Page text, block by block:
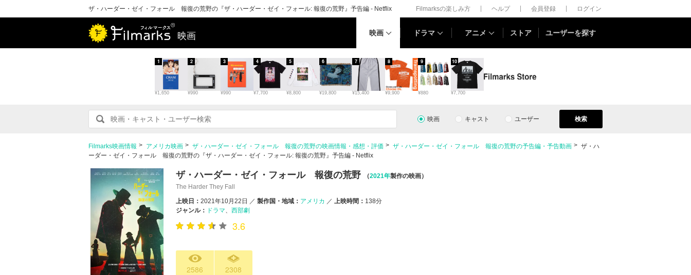
ザ・ハーダー・ゼイ・フォール 報復の荒野の『ザ・ハーダー・ゼイ・フォール: 報復の荒野』予告編 - Netflix Filmarksの楽しみ方 ヘルプ 会員登録 ログイン
映画 映画 ドラマ アニメ ストア ユーザーを探す
¥1,650
1
¥990
2
¥990
3
¥7,700
4
¥8,800
5
¥19,800
6
¥15,400
7
¥9,900
8
¥880
9
¥7,700
10
映画 キャスト ユーザー 検索
Filmarks映画情報 アメリカ映画 ザ・ハーダー・ゼイ・フォール 報復の荒野の映画情報・感想・評価 ザ・ハーダー・ゼイ・フォール 報復の荒野の予告編・予告動画
ザ・ハ
ーダー・ゼイ・フォール 報復の荒野の『ザ・ハーダー・ゼイ・フォール: 報復の荒野』予告編 - Netflix
ザ・ハーダー・ゼイ・フォール 報復の荒野 （2021年製作の映画）
The Harder They Fall
上映日： 2021年10月22日 ／ 製作国・地域： アメリカ ／ 上映時間： 138分
ジャンル： ドラマ 西部劇
3.6
2586 2308